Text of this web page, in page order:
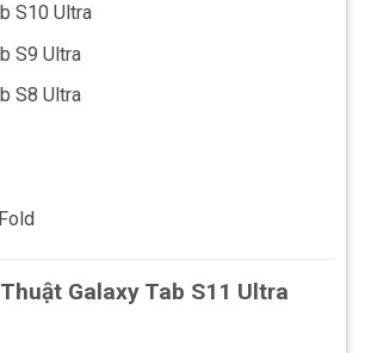
S10 Ultra
S9 Ultra
S8 Ultra
Galaxy Tab S11 Ultra